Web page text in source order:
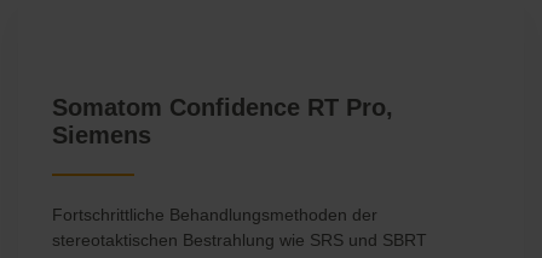
Somatom Confidence RT Pro,
Siemens
Fortschrittliche Behandlungsmethoden der
stereotaktischen Bestrahlung wie SRS und SBRT